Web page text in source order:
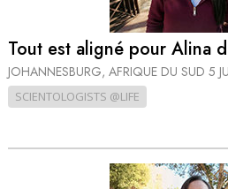
Tout est aligné pour Alina
JOHANNESBURG, AFRIQUE DU SUD 5
SCIENTOLOGISTS @LIFE